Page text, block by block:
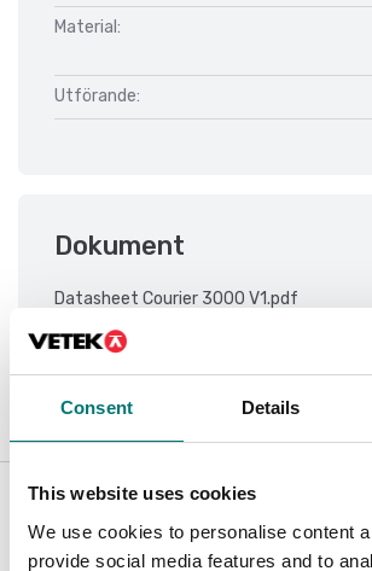
Consent Details
This website uses cookies
We use cookies to personalise content
provide social media features and to
Material:
Utförande:
Dokument
Datasheet Courier 3000 V1.pdf
Manual Courier 3000 V1 ENG.pdf
Tillbehör / Reservdelar
Visar2/2